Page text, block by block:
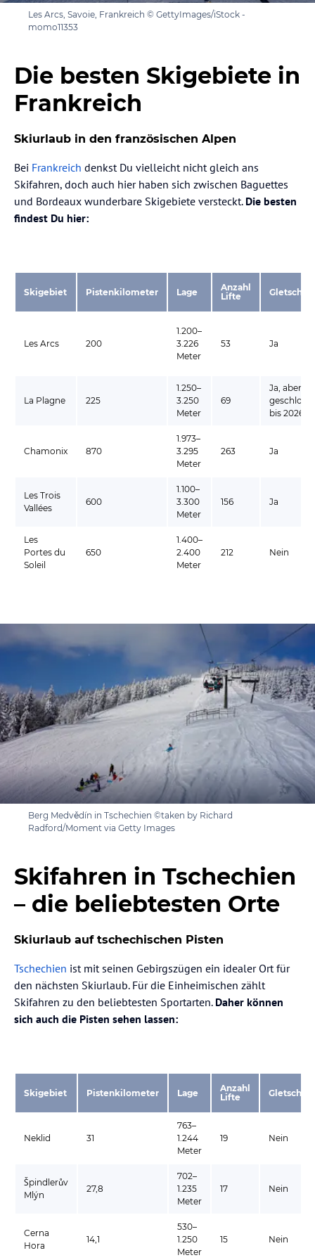
Les Arcs, Savoie, Frankreich © GettyImages/iStock -
momo11353
Die besten Skigebiete in
Frankreich
Skiurlaub in den französischen Alpen
Bei Frankreich denkst Du vielleicht nicht gleich ans
Skifahren, doch auch hier haben sich zwischen Baguettes
und Bordeaux wunderbare Skigebiete versteckt. Die besten
findest Du hier:
Skigebiet Pistenkilometer Lage
Anzahl
Lifte
Gletscher
Les Arcs 200
1.200–
3.226
Meter
53 Ja
La Plagne 225
1.250–
3.250
Meter
69
Ja, aber
bis 2026
Chamonix 870
1.973–
3.295
Meter
263 Ja
Les Trois
Vallées
600
1.100–
3.300
Meter
156 Ja
Les
Portes du
Soleil
650
1.400–
2.400
Meter
212 Nein
Berg Medvědín in Tschechien ©taken by Richard
Radford/Moment via Getty Images
Skifahren in Tschechien
– die beliebtesten Orte
Skiurlaub auf tschechischen Pisten
Tschechien ist mit seinen Gebirgszügen ein idealer Ort für
den nächsten Skiurlaub. Für die Einheimischen zählt
Skifahren zu den beliebtesten Sportarten. Daher können
sich auch die Pisten sehen lassen:
Skigebiet Pistenkilometer Lage
Anzahl
Lifte
Gletscher
Neklid 31
763–
1.244
Meter
19 Nein
Špindlerův
Mlýn
27,8
702–
1.235
Meter
17 Nein
Cerna
Hora
14,1
530–
1.250
Meter
15 Nein